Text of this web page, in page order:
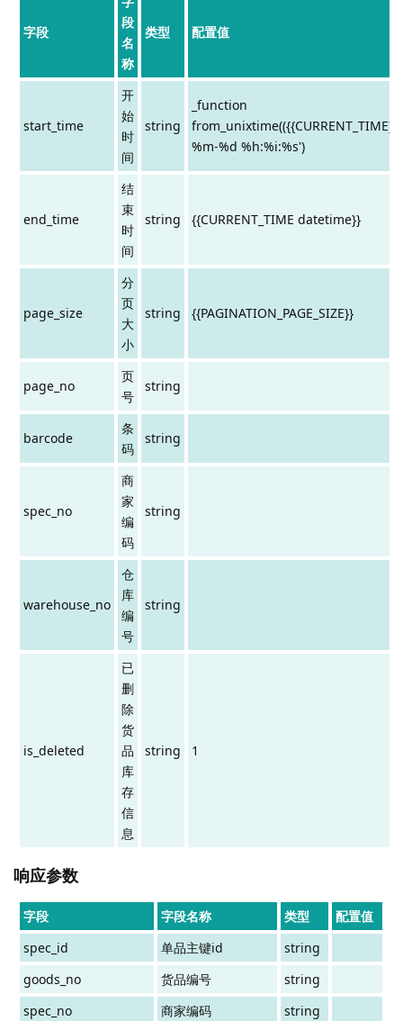
字段
段
名
称
类型 配置值
start_time
开
始
时
间
string
_function
%m-%d %h:%i:%s')
end_time
结
束
时
间
string {{CURRENT_TIME datetime}}
page_size
分
页
大
小
string {{PAGINATION_PAGE_SIZE}}
page_no
页
号
string
barcode
条
码
string
spec_no
商
家
编
码
string
warehouse_no
仓
库
编
号
string
is_deleted
已
删
除
货
品
库
存
信
息
string 1
响应参数
字段 字段名称 类型
配置值
spec_id
单品主键id
string
goods_no
货品编号
string
spec_no
商家编码
string